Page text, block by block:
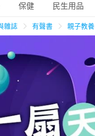
美食蛋糕
運動休閒
保健 民生用品
雜誌 有聲書 親子教養